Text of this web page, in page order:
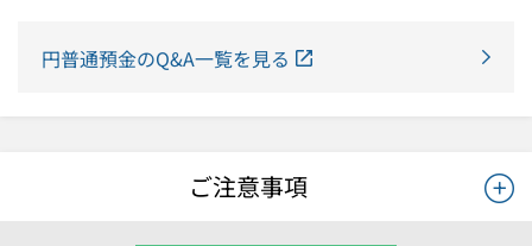
円普通預金のQ&A一覧を見る
ご注意事項